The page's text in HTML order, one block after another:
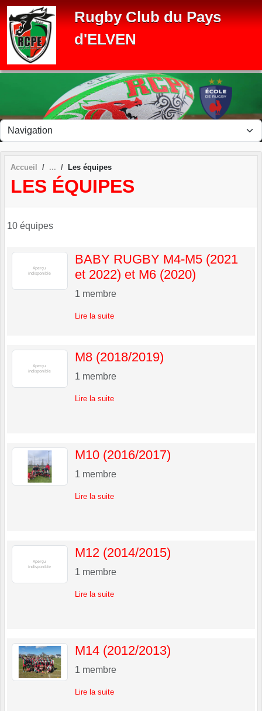
Rugby Club du Pays
d'ELVEN
Accueil Les équipes
LES ÉQUIPES
10 équipes
BABY RUGBY M4-M5 (2021
et 2022) et M6 (2020)
1 membre
Lire la suite
M8 (2018/2019)
1 membre
Lire la suite
M10 (2016/2017)
1 membre
Lire la suite
M12 (2014/2015)
1 membre
Lire la suite
M14 (2012/2013)
1 membre
Lire la suite
Panneau de gestion des cookies